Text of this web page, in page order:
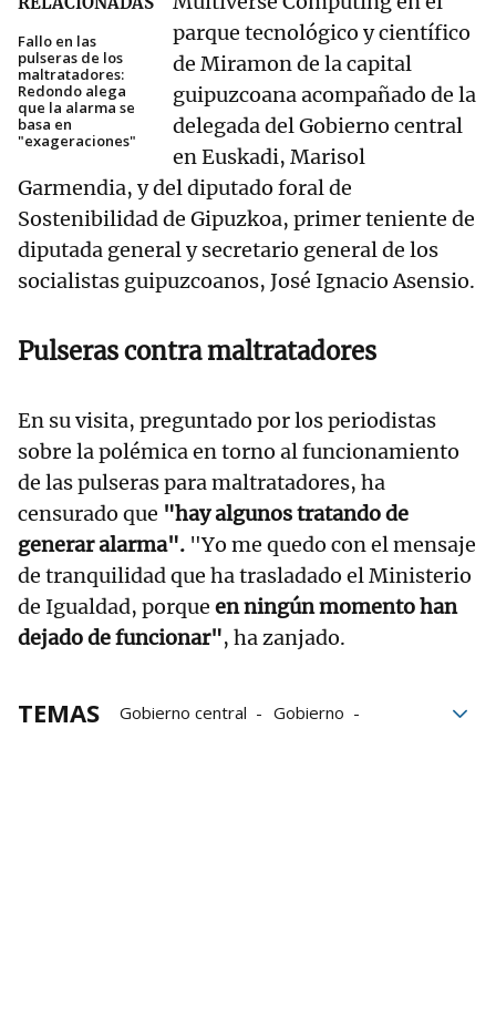
Fallo en las
pulseras de los
maltratadores:
Redondo alega
que la alarma se
basa en
"exageraciones"
parque tecnológico y científico
de Miramon de la capital
guipuzcoana acompañado de la
delegada del Gobierno central
en Euskadi, Marisol
Garmendia, y del diputado foral de
Sostenibilidad de Gipuzkoa, primer teniente de
diputada general y secretario general de los
socialistas guipuzcoanos, José Ignacio Asensio.
Pulseras contra maltratadores
En su visita, preguntado por los periodistas
sobre la polémica en torno al funcionamiento
de las pulseras para maltratadores, ha
censurado que "hay algunos tratando de
generar alarma". "Yo me quedo con el mensaje
de tranquilidad que ha trasladado el Ministerio
de Igualdad, porque en ningún momento han
dejado de funcionar", ha zanjado.
TEMAS Gobierno central
Gobierno